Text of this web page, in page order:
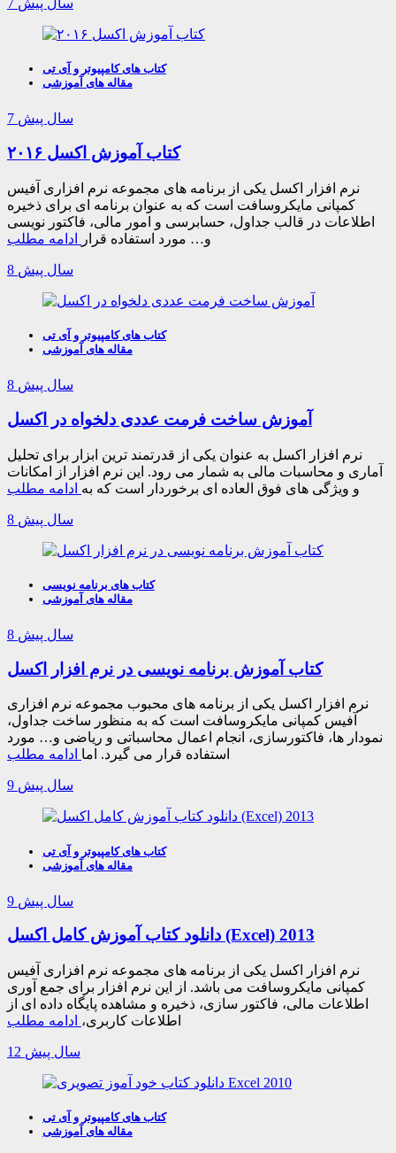
7 سال پیش
کتاب های کامپیوتر و آی تی
مقاله های آموزشی
7 سال پیش
کتاب آموزش اکسل ۲۰۱۶
نرم افزار اکسل یکی از برنامه های مجموعه نرم افزاری آفیس
کمپانی مایکروسافت است که به عنوان برنامه ای برای ذخیره
اطلاعات در قالب جداول، حسابرسی و امور مالی، فاکتور نویسی
و… مورد استفاده قرار
ادامه مطلب
8 سال پیش
کتاب های کامپیوتر و آی تی
مقاله های آموزشی
8 سال پیش
آموزش ساخت فرمت عددی دلخواه در اکسل
نرم افزار اکسل به عنوان یکی از قدرتمند ترین ابزار برای تحلیل
آماری و محاسبات مالی به شمار می رود. این نرم افزار از امکانات
و ویژگی های فوق العاده ای برخوردار است که به ادامه مطلب
8 سال پیش
کتاب های برنامه نویسی
مقاله های آموزشی
8 سال پیش
کتاب آموزش برنامه نویسی در نرم افزار اکسل
نرم افزار اکسل یکی از برنامه های محبوب مجموعه نرم افزاری
آفیس کمپانی مایکروسافت است که به منظور ساخت جداول،
نمودار ها، فاکتورسازی، انجام اعمال محاسباتی و ریاضی و… مورد
استفاده قرار می گیرد. اما ادامه مطلب
9 سال پیش
کتاب های کامپیوتر و آی تی
مقاله های آموزشی
9 سال پیش
دانلود کتاب آموزش کامل اکسل (Excel) 2013
نرم افزار اکسل یکی از برنامه های مجموعه نرم افزاری آفیس
کمپانی مایکروسافت می باشد. از این نرم افزار برای جمع آوری
اطلاعات مالی، فاکتور سازی، ذخیره و مشاهده پایگاه داده ای از
اطلاعات کاربری، ادامه مطلب
12 سال پیش
کتاب های کامپیوتر و آی تی
مقاله های آموزشی